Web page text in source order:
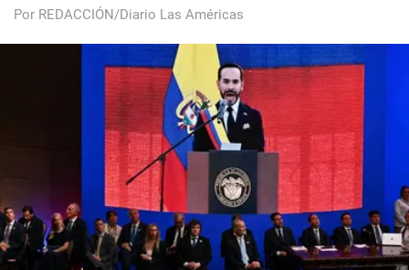
Por REDACCIÓN/Diario Las Américas